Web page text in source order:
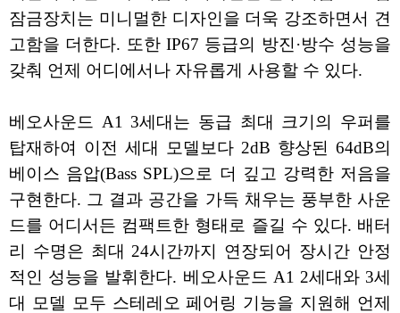
잠금장치는 미니멀한 디자인을 더욱 강조하면서 견
고함을 더한다. 또한 IP67 등급의 방진·방수 성능을
갖춰 언제 어디에서나 자유롭게 사용할 수 있다.
베오사운드 A1 3세대는 동급 최대 크기의 우퍼를
탑재하여 이전 세대 모델보다 2dB 향상된 64dB의
베이스 음압(Bass SPL)으로 더 깊고 강력한 저음을
구현한다. 그 결과 공간을 가득 채우는 풍부한 사운
드를 어디서든 컴팩트한 형태로 즐길 수 있다. 배터
리 수명은 최대 24시간까지 연장되어 장시간 안정
적인 성능을 발휘한다. 베오사운드 A1 2세대와 3세
대 모델 모두 스테레오 페어링 기능을 지원해 언제